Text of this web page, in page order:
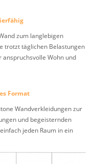
zum langlebigen
trotzt täglichen Belastungen
Wohn und
Format
Wandverkleidungen zur
und begeisternden
jeden Raum in ein